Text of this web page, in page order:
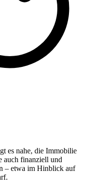
es nahe, die Immobilie
auch finanziell und
– etwa im Hinblick auf